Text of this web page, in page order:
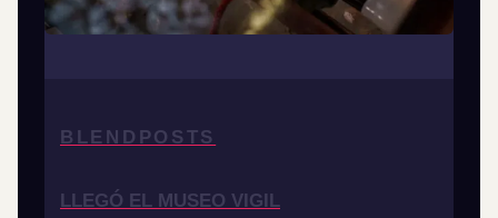
BLENDPOSTS
LLEGÓ EL MUSEO VIGIL